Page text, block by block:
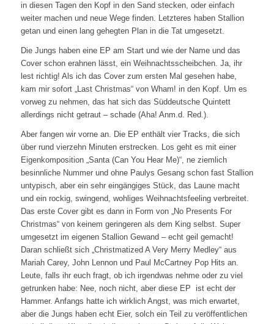
in diesen Tagen den Kopf in den Sand stecken, oder einfach
weiter machen und neue Wege finden. Letzteres haben Stallion
getan und einen lang gehegten Plan in die Tat umgesetzt.
Die Jungs haben eine EP am Start und wie der Name und das
Cover schon erahnen lässt, ein Weihnachtsscheibchen. Ja, ihr
lest richtig! Als ich das Cover zum ersten Mal gesehen habe,
kam mir sofort „Last Christmas“ von Wham! in den Kopf. Um es
vorweg zu nehmen, das hat sich das Süddeutsche Quintett
allerdings nicht getraut – schade (Aha! Anm.d. Red.).
Aber fangen wir vorne an. Die EP enthält vier Tracks, die sich
über rund vierzehn Minuten erstrecken. Los geht es mit einer
Eigenkomposition „Santa (Can You Hear Me)“, ne ziemlich
besinnliche Nummer und ohne Paulys Gesang schon fast Stallion
untypisch, aber ein sehr eingängiges Stück, das Laune macht
und ein rockig, swingend, wohliges Weihnachtsfeeling verbreitet.
Das erste Cover gibt es dann in Form von „No Presents For
Christmas“ von keinem geringeren als dem King selbst. Super
umgesetzt im eigenen Stallion Gewand – echt geil gemacht!
Daran schließt sich „Christmatized A Very Merry Medley“ aus
Mariah Carey, John Lennon und Paul McCartney Pop Hits an.
Leute, falls ihr euch fragt, ob ich irgendwas nehme oder zu viel
getrunken habe: Nee, noch nicht, aber diese EP ist echt der
Hammer. Anfangs hatte ich wirklich Angst, was mich erwartet,
aber die Jungs haben echt Eier, solch ein Teil zu veröffentlichen